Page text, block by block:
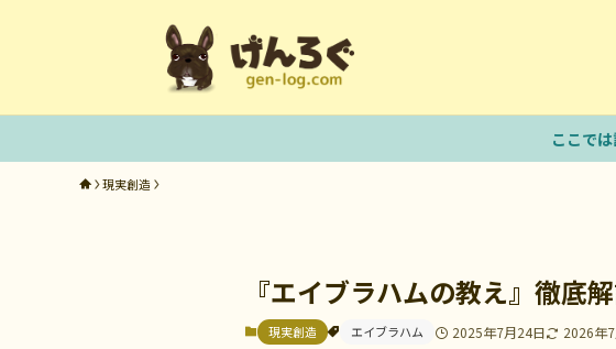
ここで
現実創造
『エイブラハムの教え』徹底
現実創造 エイブラハム 2025年7月24日 2026年